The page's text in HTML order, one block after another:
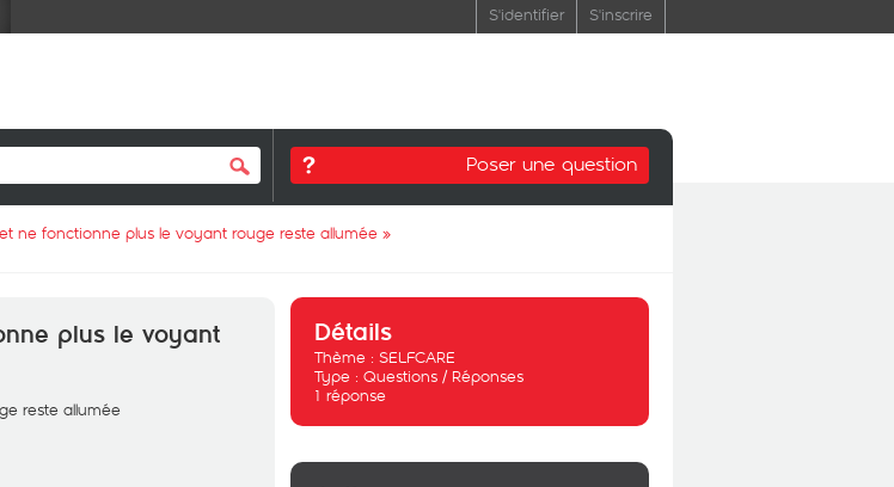
S'identifier S'inscrire
Poser une question
ne fonctionne plus le voyant rouge reste allumée »
plus le voyant
reste allumée
Détails
Thème : SELFCARE
Type : Questions / Réponses
1 réponse